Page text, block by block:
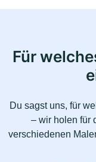
Für
Du sagst uns, für
– wir holen für
verschiedenen